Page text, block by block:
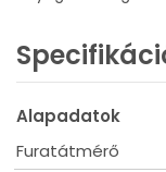
Alapadatok
Furatátmérő